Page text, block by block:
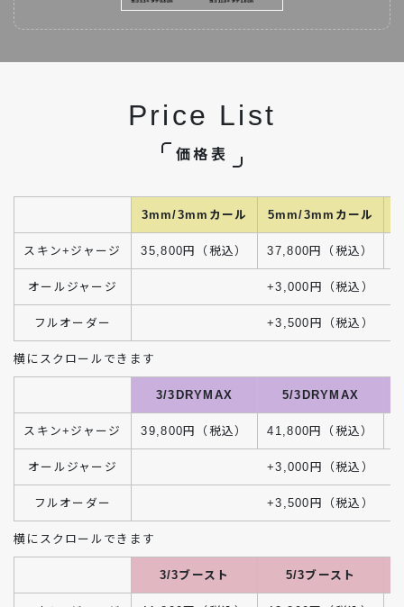
Price List
価格表
3mm/3mmカール 5mm/3mmカール
スキン+ジャージ 35,800円（税込） 37,800円（税込）
オールジャージ +3,000円（税込）
フルオーダー +3,500円（税込）
3/3DRYMAX 5/3DRYMAX
スキン+ジャージ 39,800円（税込） 41,800円（税込）
オールジャージ +3,000円（税込）
フルオーダー +3,500円（税込）
3/3ブースト 5/3ブースト